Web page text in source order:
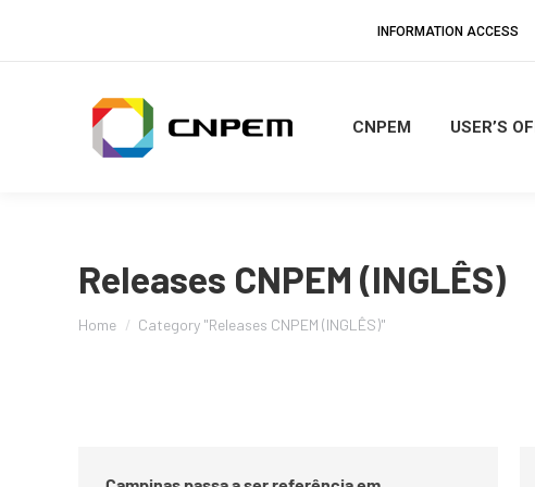
INFORMATION ACCESS
CNPEM USER’S
Releases CNPEM (INGLÊS)
Home Category "Releases CNPEM (INGLÊS)"